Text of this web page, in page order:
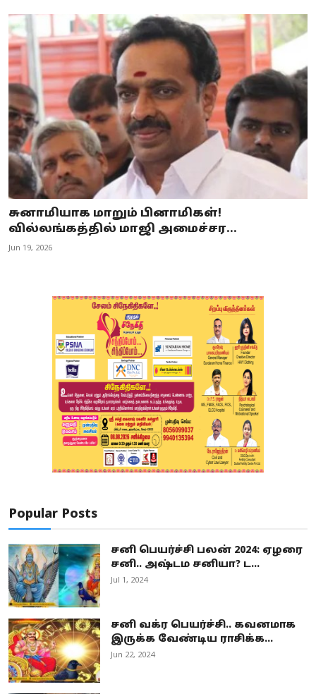
சுனாமியாக மாறும் பினாமிகள்!
வில்லங்கத்தில் மாஜி அமைச்சர...
Jun 19, 2026
Popular Posts
சனி பெயர்ச்சி பலன் 2024: ஏழரை
சனி.. அஷ்டம சனியா? ட...
Jul 1, 2024
சனி வக்ர பெயர்ச்சி.. கவனமாக
இருக்க வேண்டிய ராசிக்க...
Jun 22, 2024